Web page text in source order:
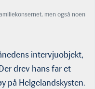
men også noen
intervjuobjekt,
drev hans far et
på Helgelandskysten.